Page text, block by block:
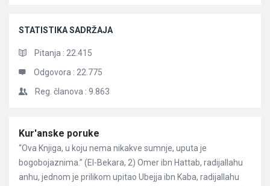
STATISTIKA SADRŽAJA
Pitanja : 22.415
Odgovora : 22.775
Reg. članova : 9.863
Članci
Kur'anske poruke
“Ova Knjiga, u koju nema nikakve sumnje, uputa je
bogobojaznima.” (El-Bekara, 2) Omer ibn Hattab, radijallahu
anhu, jednom je prilikom upitao Ubejja ibn Kaba, radijallahu